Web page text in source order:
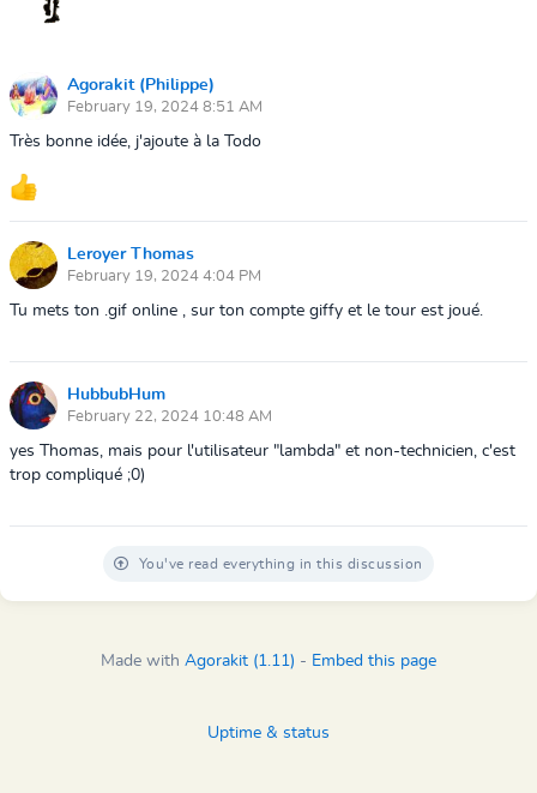
Agorakit (Philippe)
February 19, 2024 8:51 AM
Très bonne idée, j'ajoute à la Todo
Leroyer Thomas
February 19, 2024 4:04 PM
Tu mets ton .gif online , sur ton compte giffy et le tour est joué.
HubbubHum
February 22, 2024 10:48 AM
yes Thomas, mais pour l'utilisateur "lambda" et non-technicien, c'est
trop compliqué ;0)
You've read everything in this discussion
Made with Agorakit (1.11) - Embed this page
Uptime & status